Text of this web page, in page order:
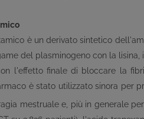
è un derivato sintetico
del plasminogeno con la
l'effetto finale di bloccare la
è stato utilizzato sinora per
mestruale e, più in generale